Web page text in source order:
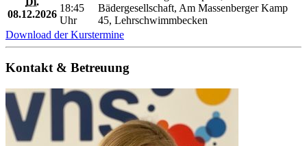
08.12.2026
18:45
Uhr
Bädergesellschaft, Am Massenberger Kamp
45, Lehrschwimmbecken
Download der Kurstermine
Kontakt & Betreuung